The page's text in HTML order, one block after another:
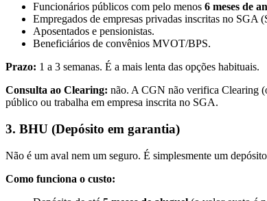
Funcionários públicos com pelo menos 6 meses de
Empregados de empresas privadas inscritas no SGA
Aposentados e pensionistas.
Beneficiários de convênios MVOT/BPS.
Prazo: 1 a 3 semanas. É a mais lenta das opções habituais.
Consulta ao Clearing: não. A CGN não verifica Clearing
público ou trabalha em empresa inscrita no SGA.
3. BHU (Depósito em garantia)
Não é um aval nem um seguro. É simplesmente um
Como funciona o custo: